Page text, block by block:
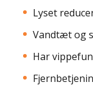
Lyset
Vandtæt og
Har